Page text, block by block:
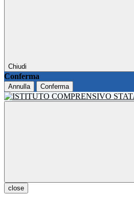
Chiudi
Conferma
Annulla Conferma
close